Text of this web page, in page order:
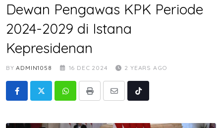
Dewan Pengawas KPK Periode
2024-2029 di Istana
Kepresidenan
BYADMIN1058 16 DEC 2024 2 YEARS AGO
WhatsappPrint
Share
Tiktok